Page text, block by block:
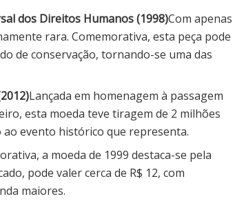
dos Direitos Humanos (1998)Com apenas
rara. Comemorativa, esta peça pode
de conservação, tornando-se uma das
Lançada em homenagem à passagem
esta moeda teve tiragem de 2 milhões
ao evento histórico que representa.
a moeda de 1999 destaca-se pela
pode valer cerca de R$ 12, com
maiores.